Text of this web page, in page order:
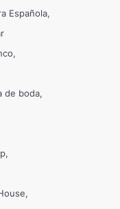
Española
de boda